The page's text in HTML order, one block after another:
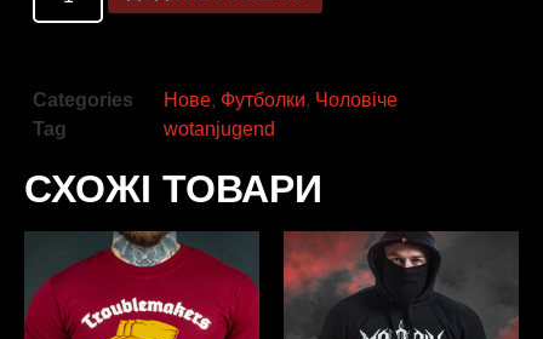
Categories Нове, Футболки, Чоловіче
Tag
wotanjugend
СХОЖІ ТОВАРИ